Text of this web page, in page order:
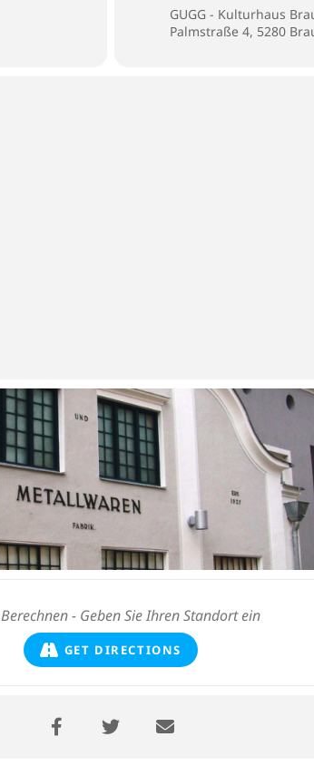
GUGG - Kulturhaus
Palmstraße 4, 5280
GET DIRECTIONS